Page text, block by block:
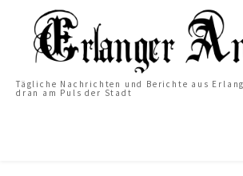
Tägliche Nachrichten und Berichte aus
dran am Puls der Stadt